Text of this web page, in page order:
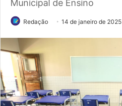
Municipal de Ensino
Redação 14 de janeiro de 2025